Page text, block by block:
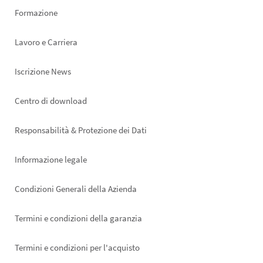
Formazione
Lavoro e Carriera
Iscrizione News
Footer
Centro di download
Responsabilità & Protezione dei Dati
Informazione legale
Condizioni Generali della Azienda
Termini e condizioni della garanzia
Termini e condizioni per l'acquisto